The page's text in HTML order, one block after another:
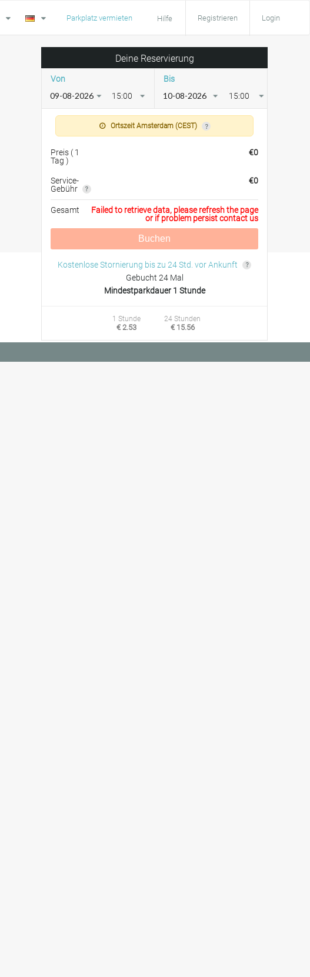
Parkplatz vermieten Hilfe Registrieren Login
Deine Reservierung
Von
15:00
Bis
15:00
Ortszeit Amsterdam (CEST)
Preis (1
Tag )
€0
Service-
Gebühr
€0
Gesamt
Failed to retrieve data, please refresh the page
or if problem persist contact us
Buchen
Kostenlose Stornierung bis zu 24 Std. vor Ankunft
Gebucht 24 Mal
Mindestparkdauer 1 Stunde
1 Stunde
€ 2.53
24 Stunden
€ 15.56